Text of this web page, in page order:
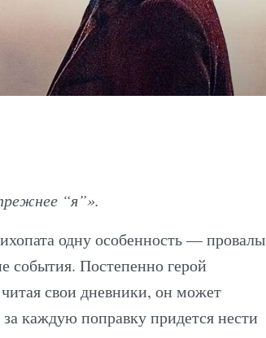
“я”».
одну особенность — провалы
Постепенно герой
свои дневники, он может
каждую поправку придется нести